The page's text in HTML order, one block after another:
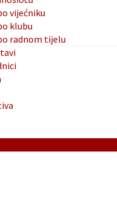
vijećniku
klubu
radnom tijelu